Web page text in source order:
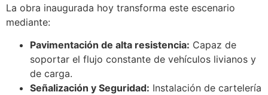
La obra inaugurada hoy transforma este escenario
mediante:
Pavimentación de alta resistencia: Capaz de
soportar el flujo constante de vehículos livianos y
de carga.
Señalización y Seguridad: Instalación de cartelería